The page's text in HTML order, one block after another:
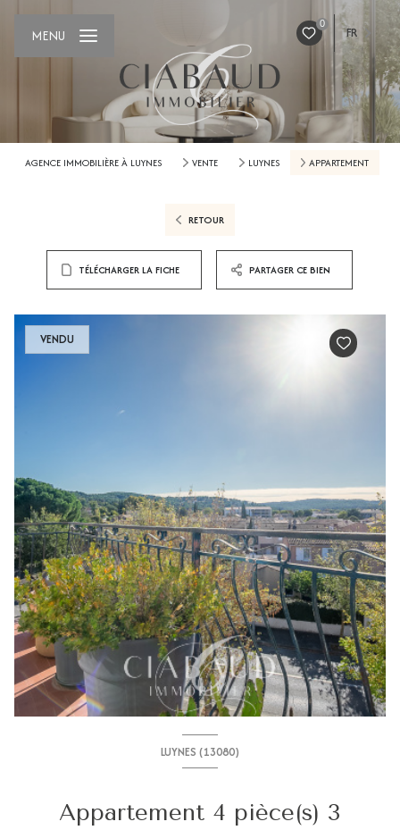
0
FR
MENU
AGENCE IMMOBILIÈRE À LUYNES VENTE LUYNES APPARTEMENT
RETOUR
TÉLÉCHARGER LA FICHE PARTAGER CE BIEN
VENDU
LUYNES (13080)
Appartement 4 pièce(s) 3